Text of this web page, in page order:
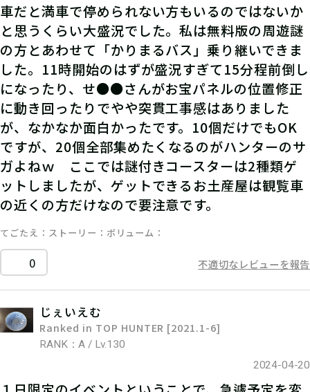
車だと満車で停められない方もいるのではないか
と思うくらい大盛況でした。私は無料版の周遊謎
の方とあわせて「かりまるバス」乗り継いできま
した。11時開始のはずが盛況すぎて15分程前倒し
になったり、せ●●さんがお宝パネルの位置修正
に動き回ったりでやや突貫工事感はありました
が、なかなか面白かったです。10個だけでもOK
ですが、20個全部集めたくなるのがハンターのサ
ガよねｗ ここでは謎付きコースターは2種類ゲ
ットしましたが、ゲットできるお土産屋は観覧車
の近くの方だけなので要注意です。
てごたえ ストーリー ボリューム
0 不適切なレビューを報告
じぇいえむ
Ranked in TOP HUNTER [2021.1-6]
RANK：A / Lv.130
2024-04-20